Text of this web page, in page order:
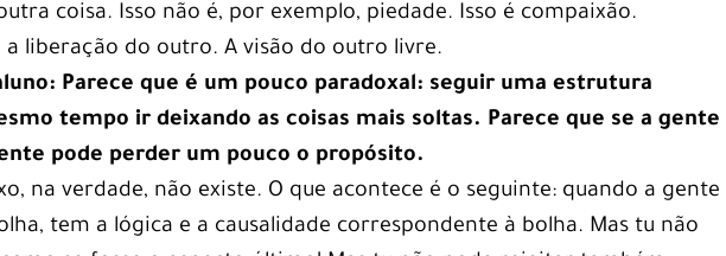
coisa. Isso não é, por exemplo, piedade. Isso é compaixão.
a liberação do outro. A visão do outro livre.
Parece que é um pouco paradoxal: seguir uma estrutura
tempo ir deixando as coisas mais soltas. Parece que se a gente
pode perder um pouco o propósito.
na verdade, não existe. O que acontece é o seguinte: quando a gente
tem a lógica e a causalidade correspondente à bolha. Mas tu não